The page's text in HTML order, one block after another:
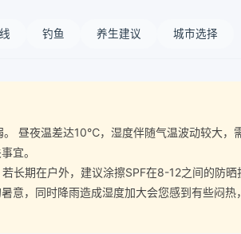
钓鱼 养生建议 城市选择
昼夜温差达10℃，湿度伴随气温波动较大，
宜。
期在户外，建议涂擦SPF在8-12之间的防晒
，同时降雨造成湿度加大会您感到有些闷